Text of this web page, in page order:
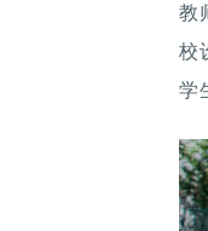
教
校
学